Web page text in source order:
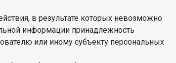
в результате которых невозможно
информации принадлежность
или иному субъекту персональных